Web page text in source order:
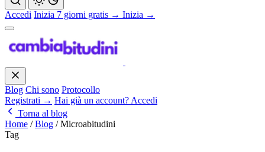
Accedi Inizia 7 giorni gratis → Inizia →
Blog Chi sono Protocollo
Registrati → Hai già un account? Accedi
Torna al blog
Home / Blog / Microabitudini
Tag